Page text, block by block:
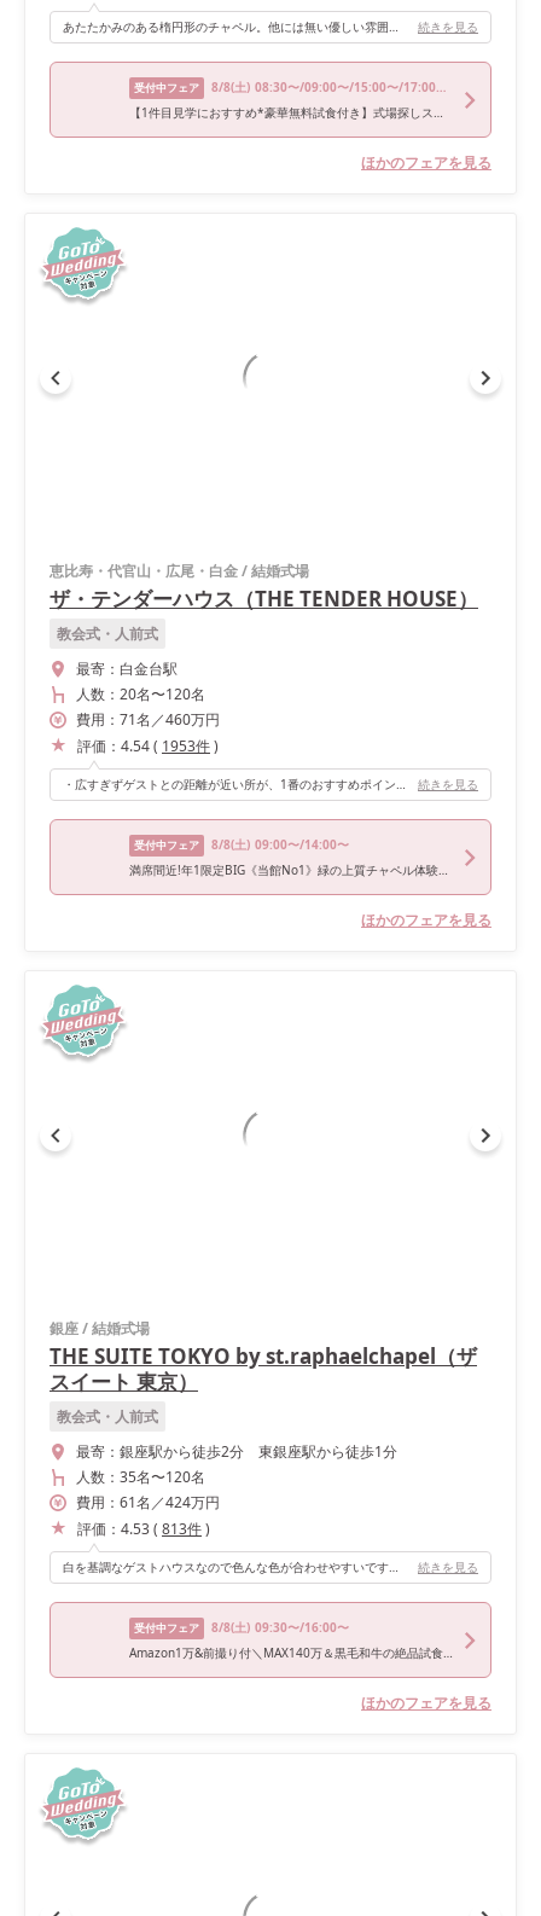
あたたかみのある楕円形のチャペル。他には無い優しい雰囲気でとってもお気に入りでした。また、挙式の中にファミリーセレモニー(両親に感謝を伝える時間)があったのもとても良かったポイントです。 続きを見る
受付中フェア 8/8(土) 08:30〜/09:00〜/15:00〜/17:00〜/17:30〜
【1件目見学におすすめ*豪華無料試食付き】式場探しスタートフェア
ほかのフェアを見る
恵比寿・代官山・広尾・白金/結婚式場
ザ・テンダーハウス（THE TENDER HOUSE）
教会式・人前式
最寄： 白金台駅
人数： 20名〜120名
費用： 71名 ／460万円
評価： 4.54( 1953件)
・広すぎずゲストとの距離が近い所が、1番のおすすめポイントです！ ・オープンキッチンなので、お料理を作っているところが見え、お洒落な空間をさらに引き立たせています！ ・披露宴会場も挙式会場同様、自然な光が入り大人ナチュラルな雰囲気です！ 続きを見る
受付中フェア 8/8(土) 09:00〜/14:00〜
満席間近!年1限定BIG《当館No1》緑の上質チャペル体験&特選牛コース試食*衣装優待《ギフト券2万付》
ほかのフェアを見る
銀座/結婚式場
THE SUITE TOKYO by st.raphaelchapel（ザ
スイート 東京）
教会式・人前式
最寄： 銀座駅から徒歩2分 東銀座駅から徒歩1分
人数： 35名〜120名
費用： 61名 ／424万円
評価： 4.53( 813件)
白を基調なゲストハウスなので色んな色が合わせやすいです。入場の時に写真のプロジェクションマッピングをしてもらいました。 続きを見る
受付中フェア 8/8(土) 09:30〜/16:00〜
Amazon1万&前撮り付＼MAX140万＆黒毛和牛の絶品試食／煌めくステンドグラス大聖堂◆骨格診断＆お似合いドレス提案◆完全貸切の邸宅ウェディング
ほかのフェアを見る